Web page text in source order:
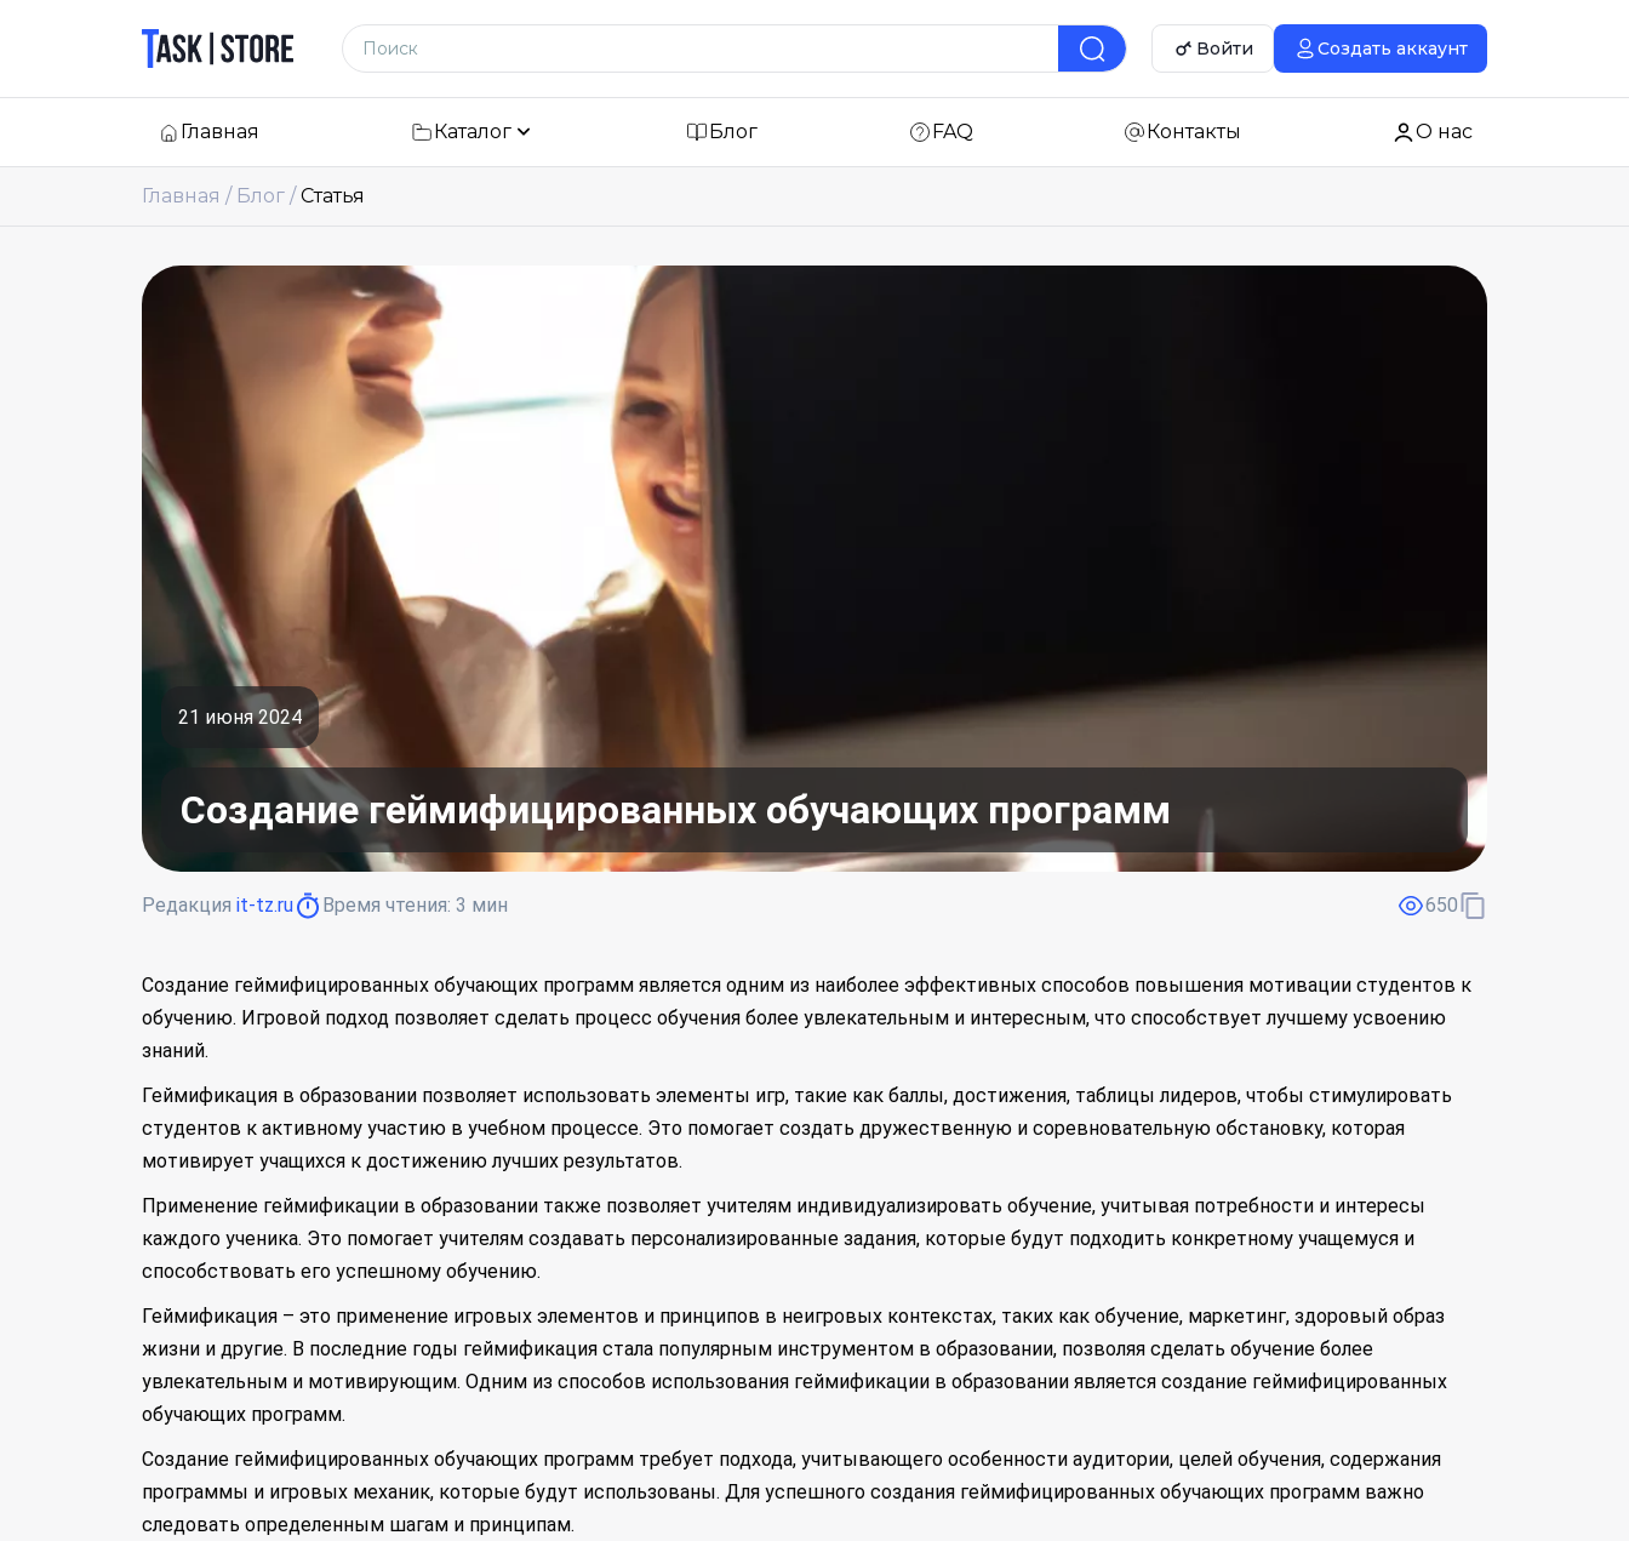
Логотип
Поиск по сайту
Войти Создать аккаунт
Главная Каталог Блог FAQ Контакты О нас
Главная Блог Статья
21 июня 2024
Создание геймифицированных обучающих программ
Редакция it-tz.ru Время чтения: 3 мин 650
Создание геймифицированных обучающих программ является одним из наиболее эффективных способов повышения мотивации студентов к
обучению. Игровой подход позволяет сделать процесс обучения более увлекательным и интересным, что способствует лучшему усвоению
знаний.
Геймификация в образовании позволяет использовать элементы игр, такие как баллы, достижения, таблицы лидеров, чтобы стимулировать
студентов к активному участию в учебном процессе. Это помогает создать дружественную и соревновательную обстановку, которая
мотивирует учащихся к достижению лучших результатов.
Применение геймификации в образовании также позволяет учителям индивидуализировать обучение, учитывая потребности и интересы
каждого ученика. Это помогает учителям создавать персонализированные задания, которые будут подходить конкретному учащемуся и
способствовать его успешному обучению.
Геймификация – это применение игровых элементов и принципов в неигровых контекстах, таких как обучение, маркетинг, здоровый образ
жизни и другие. В последние годы геймификация стала популярным инструментом в образовании, позволяя сделать обучение более
увлекательным и мотивирующим. Одним из способов использования геймификации в образовании является создание геймифицированных
обучающих программ.
Создание геймифицированных обучающих программ требует подхода, учитывающего особенности аудитории, целей обучения, содержания
программы и игровых механик, которые будут использованы. Для успешного создания геймифицированных обучающих программ важно
следовать определенным шагам и принципам.